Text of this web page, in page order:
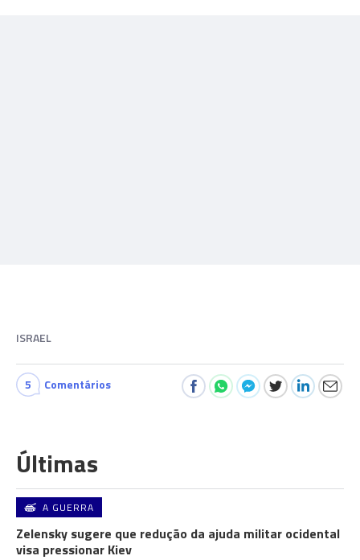
ISRAEL
5 Comentários
Últimas
A GUERRA
Zelensky sugere que redução da ajuda militar ocidental
visa pressionar Kiev